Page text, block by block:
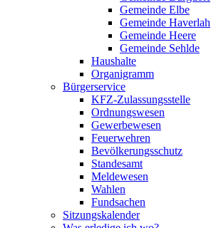
Gemeinde Elbe
Gemeinde Haverlah
Gemeinde Heere
Gemeinde Sehlde
Haushalte
Organigramm
Bürgerservice
KFZ-Zulassungsstelle
Ordnungswesen
Gewerbewesen
Feuerwehren
Bevölkerungsschutz
Standesamt
Meldewesen
Wahlen
Fundsachen
Sitzungskalender